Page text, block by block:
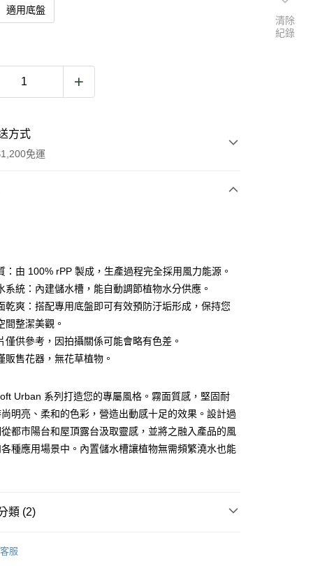
適用底盤
方式
免運
款
後付
先享後付」】
付是「在收到商品之後才付款」的支付方式。 讓您購物簡單
需註冊會員、不需綁卡、不需儲值。
要手機號碼，簡訊認證，即可結帳。
確認商品／服務後，再付款。
享後付」結帳流程】
通知簡訊後14天內，點擊此簡訊中的連結，可透過四大超商
店家。未經商家同意取消之訂單仍視為有效，需透過AFTEE
免運
，滿NT$2,000(含以上)免運費
：由 100% rPP 製成，生產過程完全採用風力能源。
系統：內建儲水槽，能自動調節植物水分供應。
乾爽：搭配專用底盤即可有效預防汙垢形成，保持您
間整潔美觀。
僅供參考，因拍攝關係可能會略有色差。
販售花器，無花草植物。
Urban 系列打造您的專屬風格。霧面質感，堅固耐
明亮、柔和的色彩，營造出動感十足的效果。設計過
都市陽台和屋頂露台汲取靈感，並將之融入產品的風
種應用場景中。內置儲水槽讓植物無需頻繁澆水也能
類 (2)
客服
清除
紀錄